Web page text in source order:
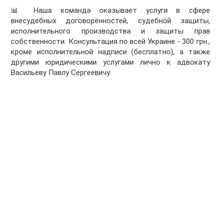
📊 Наша команда оказывает услуги в сфере
внесудебных договорённостей, судебной защиты,
исполнительного производства и защиты прав
собственности. Консультация по всей Украине - 300 грн.,
кроме исполнительной надписи (бесплатно), а также
другими юридическими услугами лично к адвокату
Васильеву Павлу Сергеевичу: